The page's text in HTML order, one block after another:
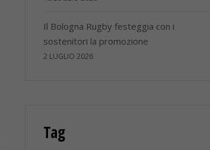
Il Bologna Rugby festeggia con i
sostenitori la promozione
2 LUGLIO 2026
Tag